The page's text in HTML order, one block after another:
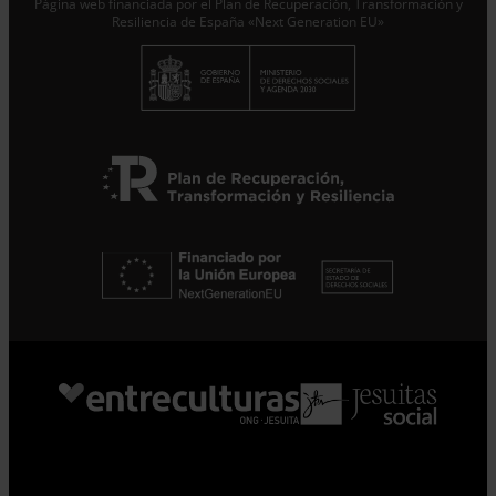
Página web financiada por el Plan de Recuperación, Transformación y
Resiliencia de España «Next Generation EU»